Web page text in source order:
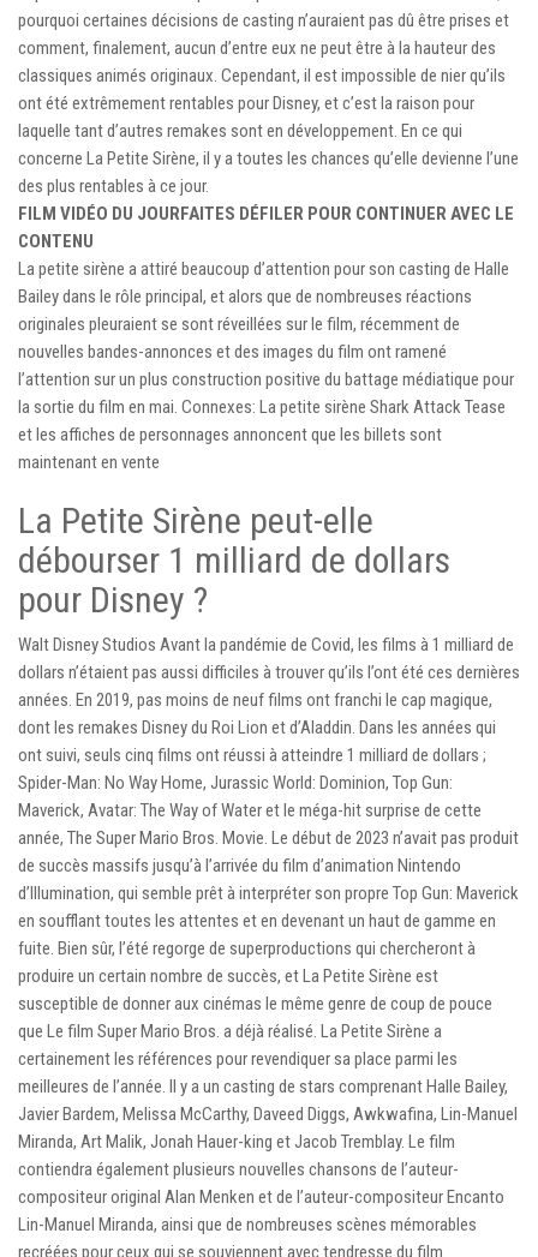
pourquoi certaines décisions de casting n’auraient pas dû être prises et
comment, finalement, aucun d’entre eux ne peut être à la hauteur des
classiques animés originaux. Cependant, il est impossible de nier qu’ils
ont été extrêmement rentables pour Disney, et c’est la raison pour
laquelle tant d’autres remakes sont en développement. En ce qui
concerne La Petite Sirène, il y a toutes les chances qu’elle devienne l’une
des plus rentables à ce jour.
FILM VIDÉO DU JOURFAITES DÉFILER POUR CONTINUER AVEC LE
CONTENU
La petite sirène a attiré beaucoup d’attention pour son casting de Halle
Bailey dans le rôle principal, et alors que de nombreuses réactions
originales pleuraient se sont réveillées sur le film, récemment de
nouvelles bandes-annonces et des images du film ont ramené
l’attention sur un plus construction positive du battage médiatique pour
la sortie du film en mai. Connexes: La petite sirène Shark Attack Tease
et les affiches de personnages annoncent que les billets sont
maintenant en vente
La Petite Sirène peut-elle
débourser 1 milliard de dollars
pour Disney ?
Walt Disney Studios Avant la pandémie de Covid, les films à 1 milliard de
dollars n’étaient pas aussi difficiles à trouver qu’ils l’ont été ces dernières
années. En 2019, pas moins de neuf films ont franchi le cap magique,
dont les remakes Disney du Roi Lion et d’Aladdin. Dans les années qui
ont suivi, seuls cinq films ont réussi à atteindre 1 milliard de dollars ;
Spider-Man: No Way Home, Jurassic World: Dominion, Top Gun:
Maverick, Avatar: The Way of Water et le méga-hit surprise de cette
année, The Super Mario Bros. Movie. Le début de 2023 n’avait pas produit
de succès massifs jusqu’à l’arrivée du film d’animation Nintendo
d’Illumination, qui semble prêt à interpréter son propre Top Gun: Maverick
en soufflant toutes les attentes et en devenant un haut de gamme en
fuite. Bien sûr, l’été regorge de superproductions qui chercheront à
produire un certain nombre de succès, et La Petite Sirène est
susceptible de donner aux cinémas le même genre de coup de pouce
que Le film Super Mario Bros. a déjà réalisé. La Petite Sirène a
certainement les références pour revendiquer sa place parmi les
meilleures de l’année. Il y a un casting de stars comprenant Halle Bailey,
Javier Bardem, Melissa McCarthy, Daveed Diggs, Awkwafina, Lin-Manuel
Miranda, Art Malik, Jonah Hauer-king et Jacob Tremblay. Le film
contiendra également plusieurs nouvelles chansons de l’auteur-
compositeur original Alan Menken et de l’auteur-compositeur Encanto
Lin-Manuel Miranda, ainsi que de nombreuses scènes mémorables
recréées pour ceux qui se souviennent avec tendresse du film